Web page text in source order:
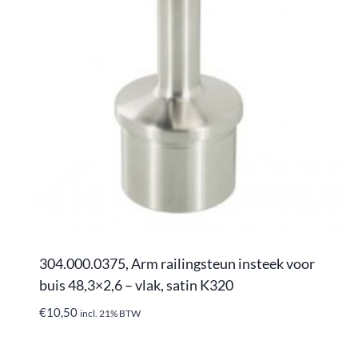
304.000.0375, Arm railingsteun insteek voor
buis 48,3×2,6 – vlak, satin K320
€10,50 incl. 21% BTW